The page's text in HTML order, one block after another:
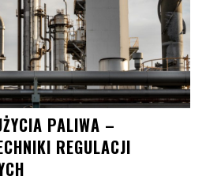
PALIWA –
REGULACJI